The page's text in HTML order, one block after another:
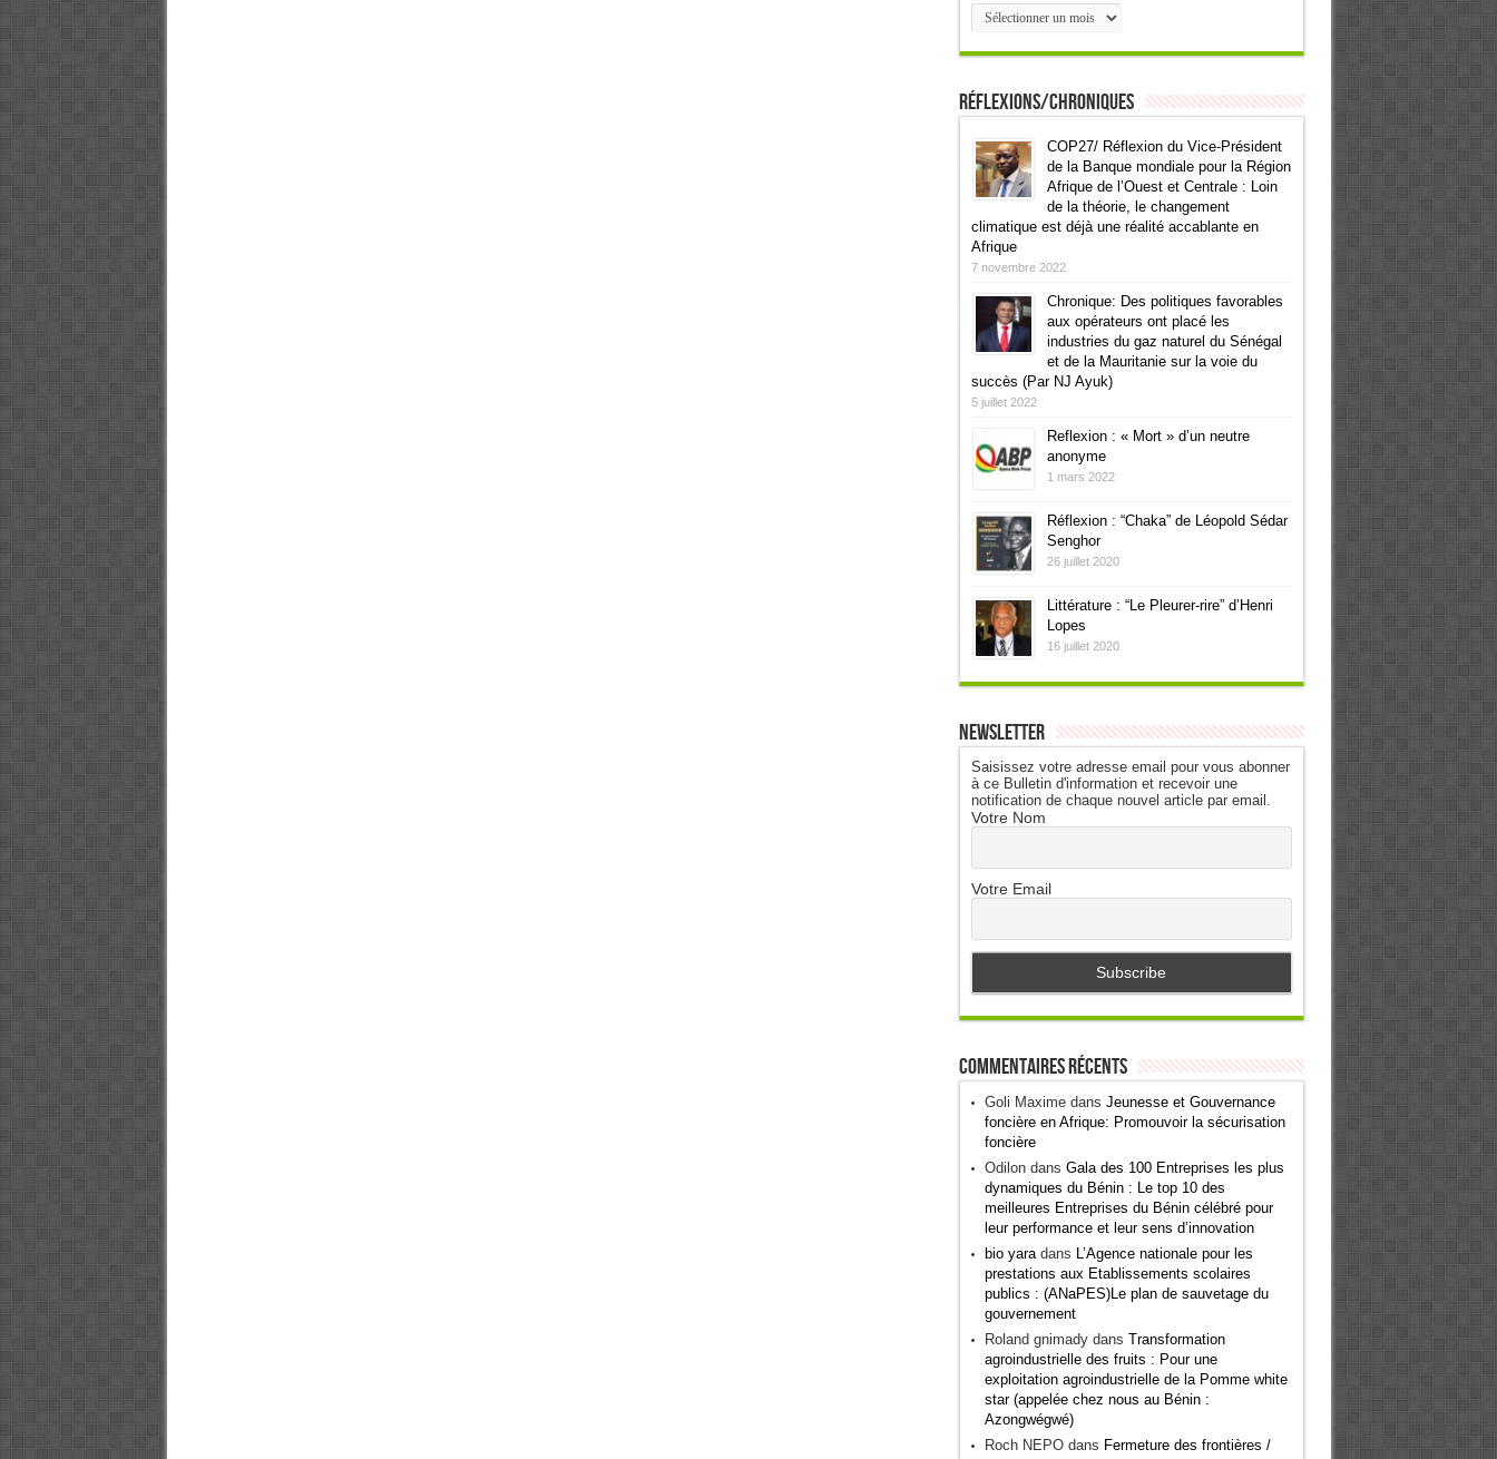
Archives
Réflexions/Chroniques
COP27/ Réflexion du Vice-Président
de la Banque mondiale pour la Région
Afrique de l’Ouest et Centrale : Loin
de la théorie, le changement
climatique est déjà une réalité accablante en
Afrique
7 novembre 2022
Chronique: Des politiques favorables
aux opérateurs ont placé les
industries du gaz naturel du Sénégal
et de la Mauritanie sur la voie du
succès (Par NJ Ayuk)
5 juillet 2022
Reflexion : « Mort » d’un neutre
anonyme
1 mars 2022
Réflexion : “Chaka” de Léopold Sédar
Senghor
26 juillet 2020
Littérature : “Le Pleurer-rire” d’Henri
Lopes
16 juillet 2020
Newsletter
Saisissez votre adresse email pour vous abonner
à ce Bulletin d'information et recevoir une
notification de chaque nouvel article par email.
Votre Nom
Votre Email
Commentaires récents
Goli Maximedans Jeunesse et Gouvernance
foncière en Afrique: Promouvoir la sécurisation
foncière
Odilondans Gala des 100 Entreprises les plus
dynamiques du Bénin : Le top 10 des
meilleures Entreprises du Bénin célébré pour
leur performance et leur sens d’innovation
bio yaradans L’Agence nationale pour les
prestations aux Etablissements scolaires
publics : (ANaPES)Le plan de sauvetage du
gouvernement
Roland gnimadydans Transformation
agroindustrielle des fruits : Pour une
exploitation agroindustrielle de la Pomme white
star (appelée chez nous au Bénin :
Azongwégwé)
Roch NEPOdans Fermeture des frontières /